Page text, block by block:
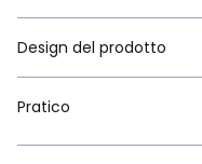
Design del prodotto
Pratico